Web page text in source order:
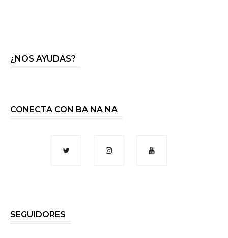
¿NOS AYUDAS?
CONECTA CON BA NA NA
SEGUIDORES